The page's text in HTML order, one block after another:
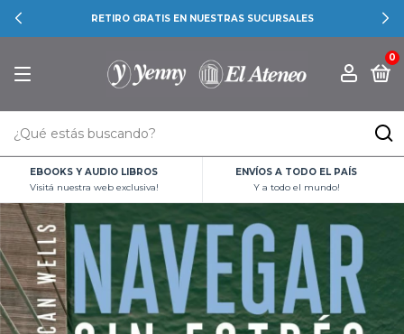
RETIRO GRATIS EN NUESTRAS SUCURSALES
0
EBOOKS Y AUDIO LIBROS
Visitá nuestra web exclusiva!
ENVÍOS A TODO EL PAÍS
Y a todo el mundo!